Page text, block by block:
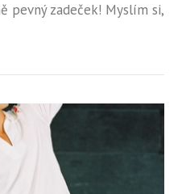
pevný zadeček! Myslím si,